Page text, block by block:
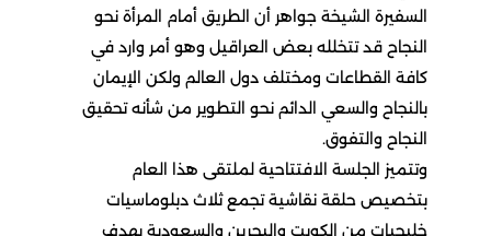
السفيرة الشيخة جواهر أن الطريق أمام المرأة نحو
النجاح قد تتخلله بعض العراقيل وهو أمر وارد في
كافة القطاعات ومختلف دول العالم ولكن الإيمان
بالنجاح والسعي الدائم نحو التطوير من شأنه تحقيق
النجاح والتفوق.
وتتميز الجلسة الافتتاحية لملتقى هذا العام
بتخصيص حلقة نقاشية تجمع ثلاث دبلوماسيات
خليجيات من الكويت والبحرين والسعودية بهدف